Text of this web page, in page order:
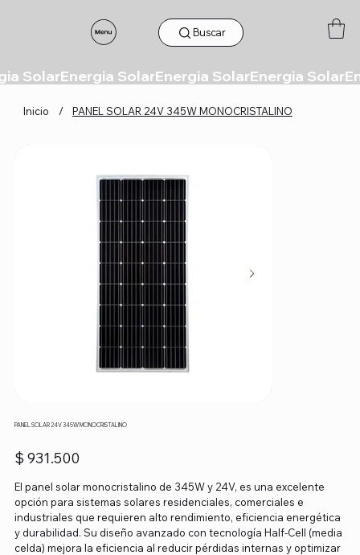
Buscar
Inicio / PANEL SOLAR 24V 345W MONOCRISTALINO
PANEL SOLAR 24V 345W MONOCRISTALINO
Precio
$ 931.500
El panel solar monocristalino de 345W y 24V, es una excelente
opción para sistemas solares residenciales, comerciales e
industriales que requieren alto rendimiento, eficiencia energética
y durabilidad. Su diseño avanzado con tecnología Half-Cell (media
celda) mejora la eficiencia al reducir pérdidas internas y optimizar